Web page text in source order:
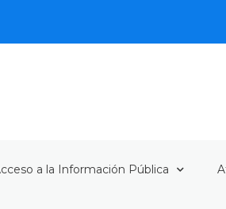
a la Información Pública